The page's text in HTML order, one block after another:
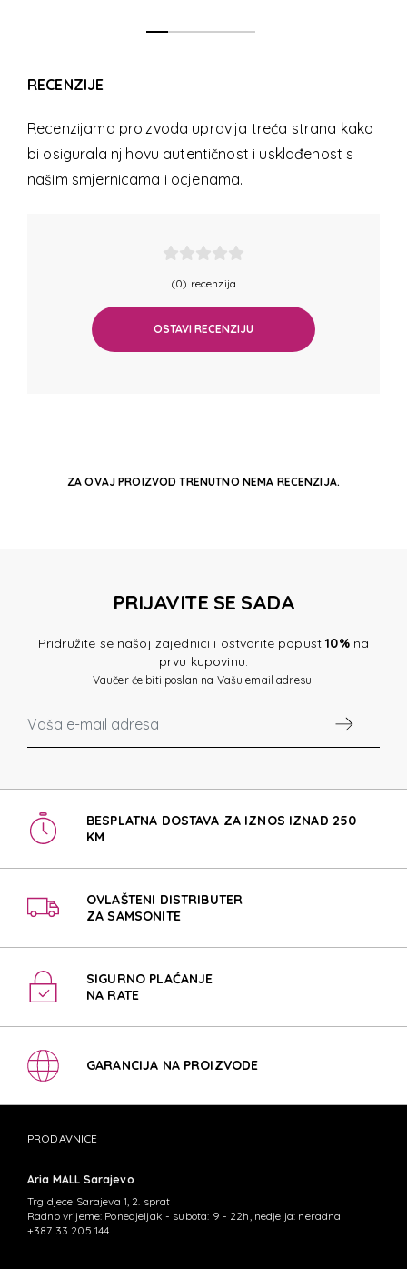
RECENZIJE
Recenzijama proizvoda upravlja treća strana kako
bi osigurala njihovu autentičnost i usklađenost s
našim smjernicama i ocjenama.
(0) recenzija
OSTAVI RECENZIJU
ZA OVAJ PROIZVOD TRENUTNO NEMA RECENZIJA.
PRIJAVITE SE SADA
Pridružite se našoj zajednici i ostvarite popust10%na
prvu kupovinu.
Vaučer će biti poslan na Vašu email adresu.
BESPLATNA DOSTAVA ZA IZNOS IZNAD 250
KM
OVLAŠTENI DISTRIBUTER
ZA SAMSONITE
SIGURNO PLAĆANJE
NA RATE
GARANCIJA NA PROIZVODE
PRODAVNICE
Aria MALL Sarajevo
Trg djece Sarajeva 1, 2. sprat
Radno vrijeme: Ponedjeljak - subota: 9 - 22h, nedjelja: neradna
+387 33 205 144